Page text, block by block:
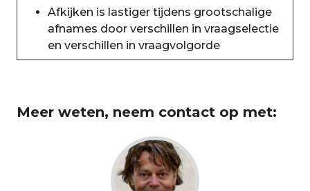
Afkijken is lastiger tijdens grootschalige
afnames door verschillen in vraagselectie
en verschillen in vraagvolgorde
Meer weten, neem contact op met: